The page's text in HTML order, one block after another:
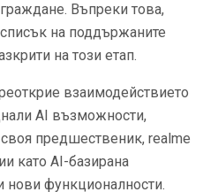
Въпреки това,
на поддържаните
на този етап.
взаимодействието
AI възможности,
предшественик, realme
като AI-базирана
нови функционалности.